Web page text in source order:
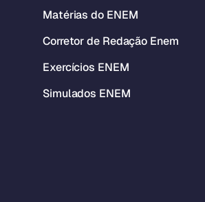
Matérias do ENEM
Corretor de Redação Enem
Exercícios ENEM
Simulados ENEM